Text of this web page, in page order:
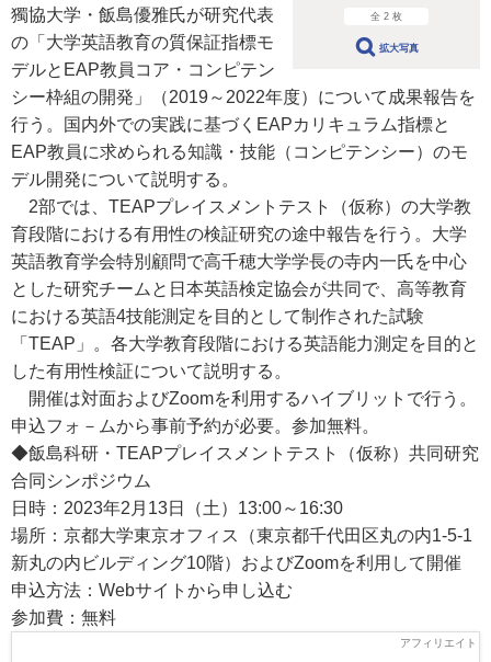
全 2 枚
拡大写真
獨協大学・飯島優雅氏が研究代表
の「大学英語教育の質保証指標モ
デルとEAP教員コア・コンピテン
シー枠組の開発」（2019～2022年度）について成果報告を
行う。国内外での実践に基づくEAPカリキュラム指標と
EAP教員に求められる知識・技能（コンピテンシー）のモ
デル開発について説明する。
2部では、TEAPプレイスメントテスト（仮称）の大学教
育段階における有用性の検証研究の途中報告を行う。大学
英語教育学会特別顧問で高千穂大学学長の寺内一氏を中心
とした研究チームと日本英語検定協会が共同で、高等教育
における英語4技能測定を目的として制作された試験
「TEAP」。各大学教育段階における英語能力測定を目的と
した有用性検証について説明する。
開催は対面およびZoomを利用するハイブリットで行う。
申込フォ－ムから事前予約が必要。参加無料。
◆飯島科研・TEAPプレイスメントテスト（仮称）共同研究
合同シンポジウム
日時：2023年2月13日（土）13:00～16:30
場所：京都大学東京オフィス（東京都千代田区丸の内1-5-1
新丸の内ビルディング10階）およびZoomを利用して開催
申込方法：Webサイトから申し込む
参加費：無料